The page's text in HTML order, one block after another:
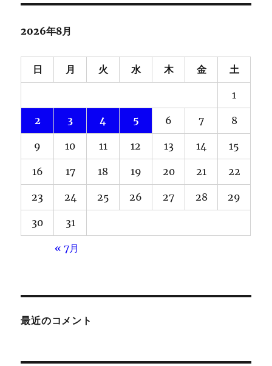
2026年8月
日 月 火 水 木 金 土
1
2 3 4 5 6 7 8
9 10 11 12 13 14 15
16 17 18 19 20 21 22
23 24 25 26 27 28 29
30 31
« 7月
最近のコメント